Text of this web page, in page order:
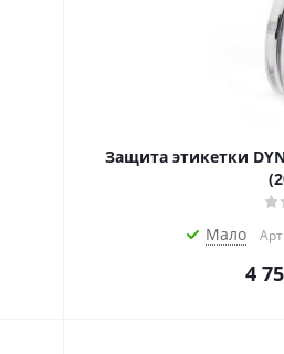
Защита этикетки
Мало
4